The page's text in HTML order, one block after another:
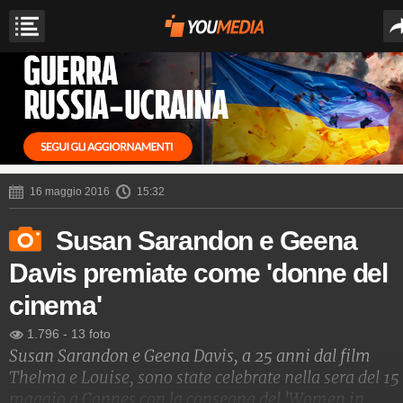
16 maggio 2016 15:32
Susan Sarandon e Geena
Davis premiate come 'donne del
cinema'
1.796 - 13 foto
Susan Sarandon e Geena Davis, a 25 anni dal film
Thelma e Louise, sono state celebrate nella sera del 15
maggio a Cannes con la consegna del 'Women in